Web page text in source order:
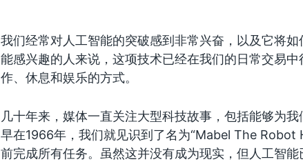
我们经常对人工智能的突破感到非常兴奋，以及它将
能感兴趣的人来说，这项技术已经在我们的日常交易
作、休息和娱乐的方式。
几十年来，媒体一直关注大型科技故事，包括能够为
早在1966年，我们就见识到了名为“Mabel The Robot
前完成所有任务。虽然这并没有成为现实，但人工智